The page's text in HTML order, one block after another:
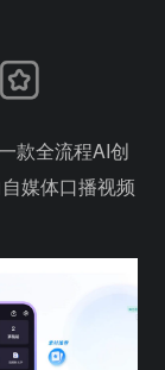
款全流程AI创
媒体口播视频